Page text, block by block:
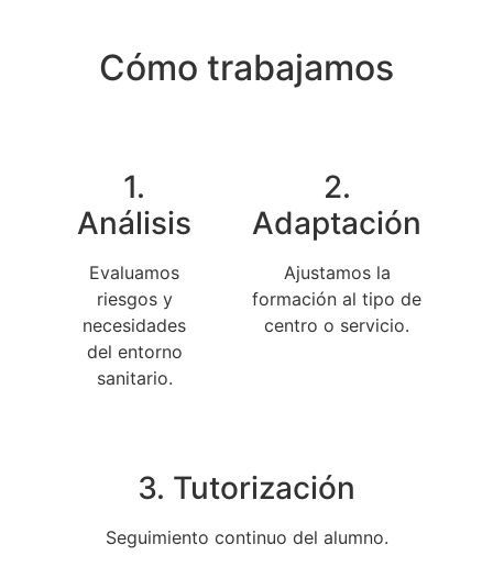
Cómo trabajamos
1.
Análisis
Evaluamos
riesgos y
necesidades
del entorno
sanitario.
2.
Adaptación
Ajustamos la
formación al tipo de
centro o servicio.
3. Tutorización
Seguimiento continuo del alumno.